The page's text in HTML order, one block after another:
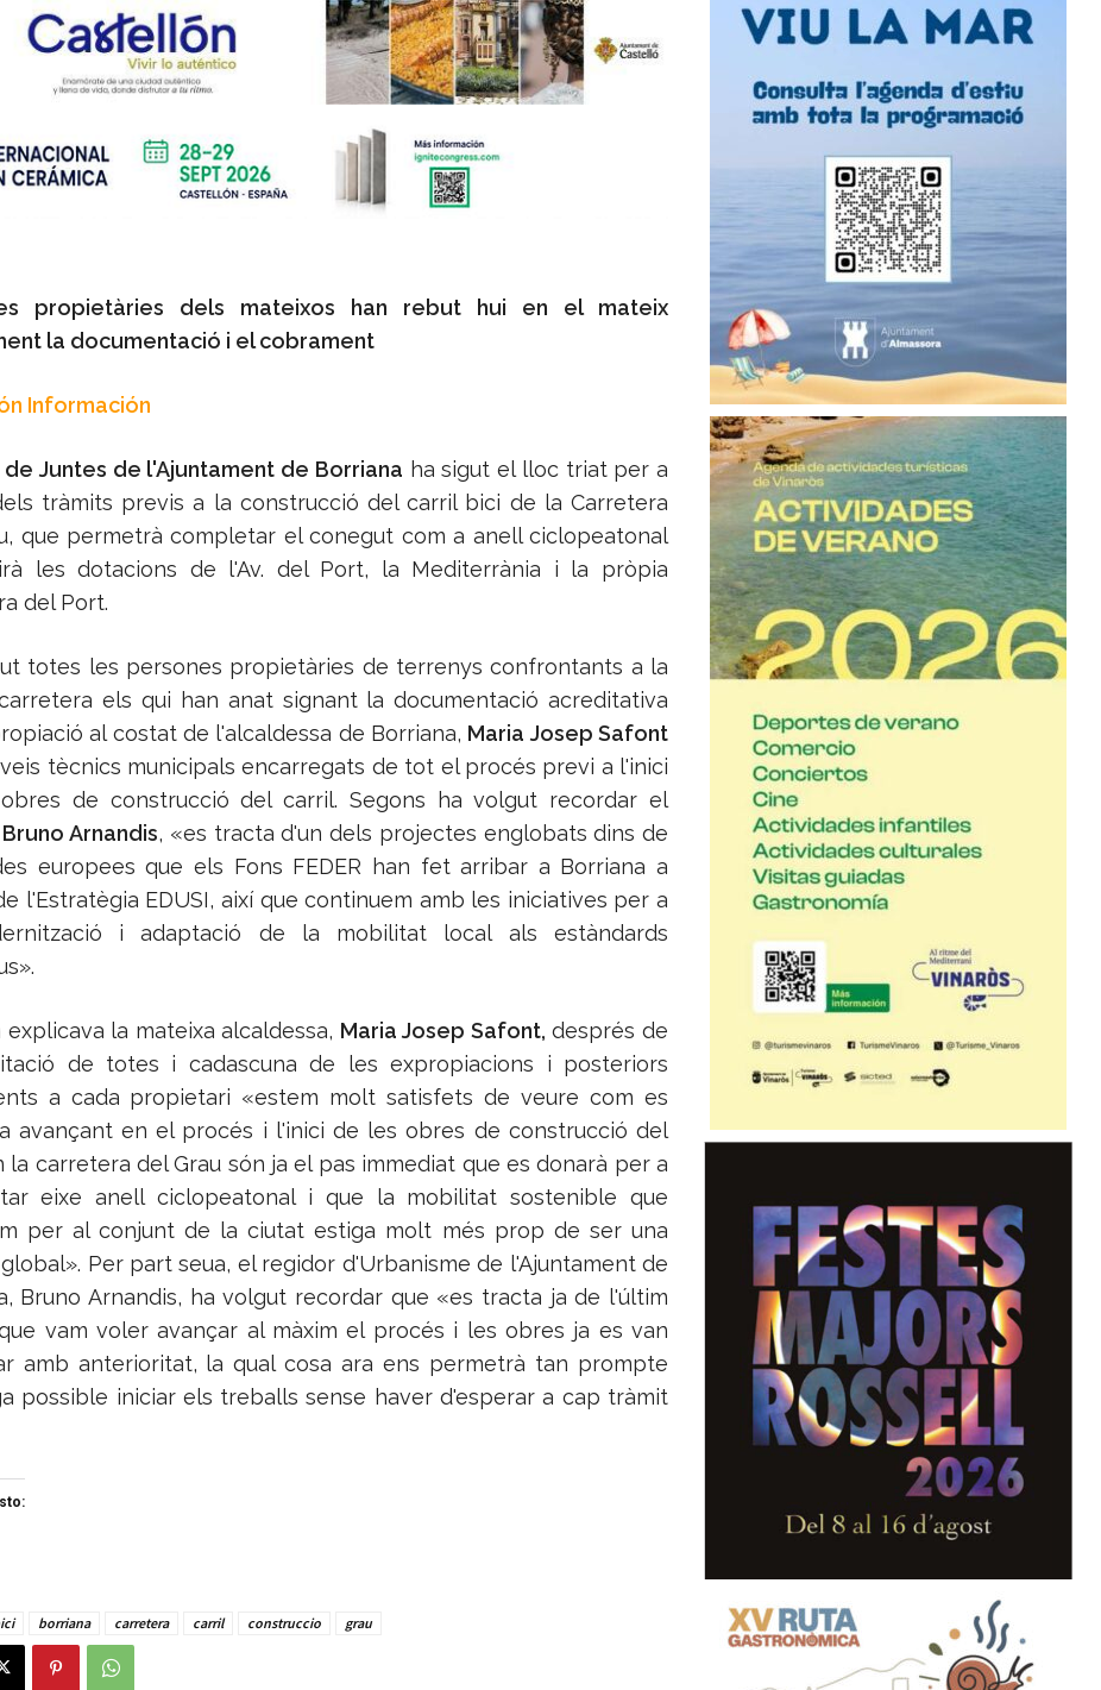
propietàries dels mateixos han rebut hui en el mateix
la documentació i el cobrament
Información
de Juntes de l'Ajuntament de Borriana ha sigut el lloc triat per a
tràmits previs a la construcció del carril bici de la Carretera
que permetrà completar el conegut com a anell ciclopeatonal
les dotacions de l'Av. del Port, la Mediterrània i la pròpia
del Port.
totes les persones propietàries de terrenys confrontants a la
els qui han anat signant la documentació acreditativa
al costat de l'alcaldessa de Borriana, Maria Josep Safont
tècnics municipals encarregats de tot el procés previ a l'inici
de construcció del carril. Segons ha volgut recordar el
Bruno Arnandis, «es tracta d'un dels projectes englobats dins de
europees que els Fons FEDER han fet arribar a Borriana a
l'Estratègia EDUSI, així que continuem amb les iniciatives per a
i adaptació de la mobilitat local als estàndards
explicava la mateixa alcaldessa, Maria Josep Safont, després de
de totes i cadascuna de les expropiacions i posteriors
a cada propietari «estem molt satisfets de veure com es
avançant en el procés i l'inici de les obres de construcció del
la carretera del Grau són ja el pas immediat que es donarà per a
eixe anell ciclopeatonal i que la mobilitat sostenible que
per al conjunt de la ciutat estiga molt més prop de ser una
Per part seua, el regidor d'Urbanisme de l'Ajuntament de
Bruno Arnandis, ha volgut recordar que «es tracta ja de l'últim
vam voler avançar al màxim el procés i les obres ja es van
amb anterioritat, la qual cosa ara ens permetrà tan prompte
possible iniciar els treballs sense haver d'esperar a cap tràmit
borriana carretera carril construccio grau